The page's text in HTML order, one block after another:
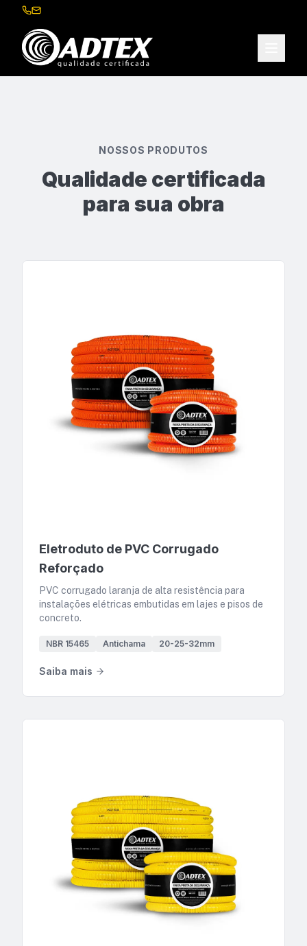
LINHA COMPLETA
Eletrodutos corrugados em
diversas bitolas e cores
NOSSOS PRODUTOS
Qualidade certificada
para sua obra
Eletroduto de PVC Corrugado
Reforçado
PVC corrugado laranja de alta resistência para
instalações elétricas embutidas em lajes e pisos de
concreto.
NBR 15465 Antichama 20-25-32mm
Saiba mais